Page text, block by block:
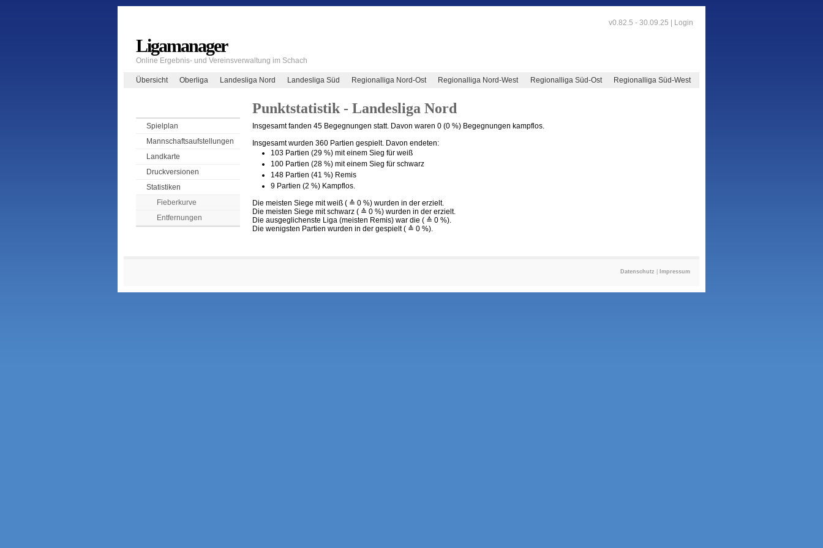
v0.82.5 - 30.09.25 | Login
Ligamanager
Online Ergebnis- und Vereinsverwaltung im Schach
Übersicht Oberliga Landesliga Nord Landesliga Süd Regionalliga Nord-Ost Regionalliga Nord-West Regionalliga Süd-Ost Regionalliga Süd-West
Spielplan
Mannschaftsaufstellungen
Landkarte
Druckversionen
Statistiken
Fieberkurve
Entfernungen
Punktstatistik - Landesliga Nord
Insgesamt fanden 45 Begegnungen statt. Davon waren 0 (0 %) Begegnungen kampflos.
Insgesamt wurden 360 Partien gespielt. Davon endeten:
103 Partien (29 %) mit einem Sieg für weiß
100 Partien (28 %) mit einem Sieg für schwarz
148 Partien (41 %) Remis
9 Partien (2 %) Kampflos.
Die meisten Siege mit weiß ( ≙ 0 %) wurden in der erzielt.
Die meisten Siege mit schwarz ( ≙ 0 %) wurden in der erzielt.
Die ausgeglichenste Liga (meisten Remis) war die ( ≙ 0 %).
Die wenigsten Partien wurden in der gespielt ( ≙ 0 %).
Datenschutz Impressum